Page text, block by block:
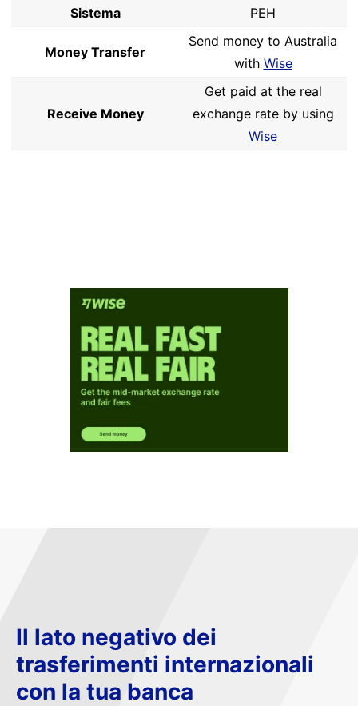
Sistema
PEH
Money Transfer
Send money to Australia
with Wise
Receive Money
Get paid at the real
exchange rate by using
Wise
Il lato negativo dei
trasferimenti internazionali
con la tua banca